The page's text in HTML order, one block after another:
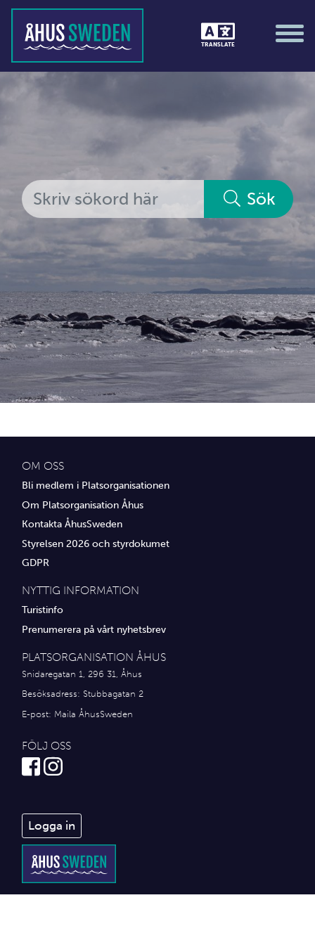
TRANSLATE
Tävlingar &amp; matcher
Alla medlemmar
Ekonomi &amp; juridik
Hantverkare
Hus &amp; hem
Ideella föreningar
Idrottsföreningar
Media
Transport
Övrig service
Sök
OM OSS
Bli medlem i Platsorganisationen
Om Platsorganisation Åhus
Kontakta ÅhusSweden
Styrelsen 2026 och styrdokumet
GDPR
NYTTIG INFORMATION
Turistinfo
Prenumerera på vårt nyhetsbrev
PLATSORGANISATION ÅHUS
Snidaregatan 1, 296 31, Åhus
Besöksadress: Stubbagatan 2
E-post: Maila ÅhusSweden
FÖLJ OSS
Logga in